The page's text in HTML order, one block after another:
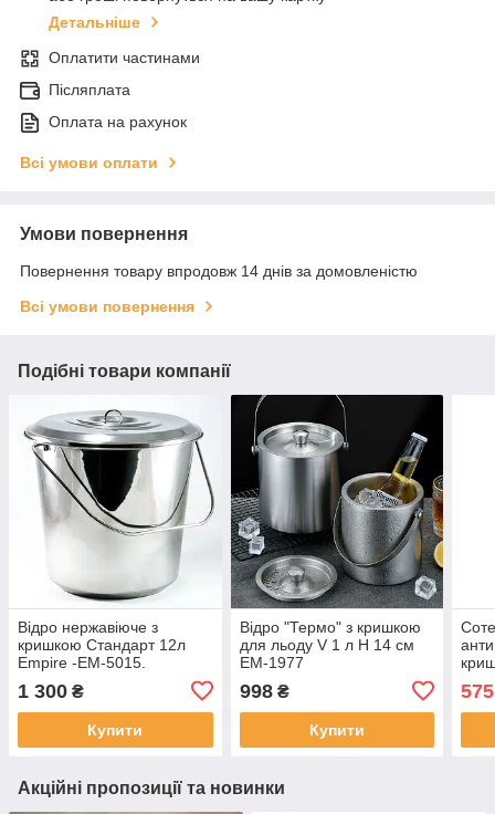
Детальніше
Оплатити частинами
Післяплата
Оплата на рахунок
Всі умови оплати
Умови повернення
Повернення товару впродовж 14 днів за домовленістю
Всі умови повернення
Подібні товари компанії
Відро нержавіюче з
кришкою Стандарт 12л
Empire -EM-5015.
1 300 ₴
Купити
Відро "Термо" з кришкою
для льоду V 1 л Н 14 см
EM-1977
998₴
Купити
575
Акційні пропозиції та новинки